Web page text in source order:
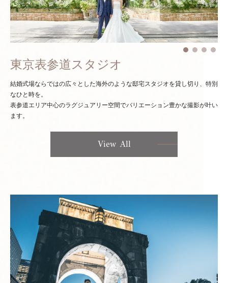
東京表参道スタジオ
結婚式場ならではの広々とした海外のような邸宅スタジオを貸し切り、特別
なひと時を。
表参道エリア中心のラグジュアリー空間でバリエーション豊かな撮影が叶い
ます。
View All